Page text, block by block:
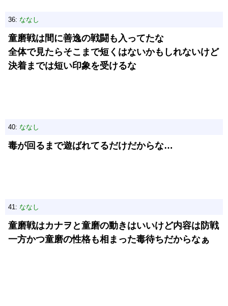
36: ななし
童磨戦は間に善逸の戦闘も入ってたな
全体で見たらそこまで短くはないかもしれないけど
決着までは短い印象を受けるな
40: ななし
毒が回るまで遊ばれてるだけだからな…
41: ななし
童磨戦はカナヲと童磨の動きはいいけど内容は防戦
一方かつ童磨の性格も相まった毒待ちだからなぁ